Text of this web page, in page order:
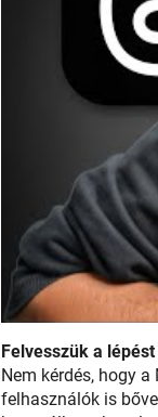
Felvesszük a
Nem kérdés, hogy
felhasználók is